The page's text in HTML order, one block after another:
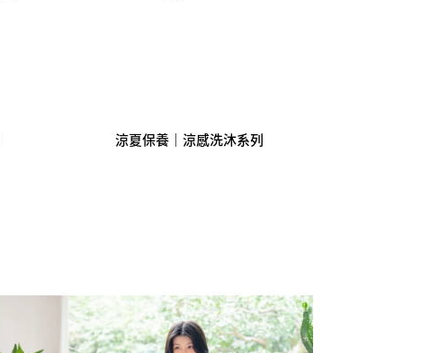
涼夏保養｜涼感洗沐系列